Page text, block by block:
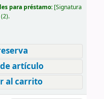
para préstamo: Signatura
(2).
artículo
al carrito